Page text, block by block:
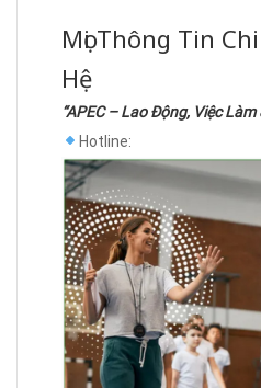
Mọi Thông Tin
Hệ
“APEC – Lao Động, Việc Làm
Hotline: